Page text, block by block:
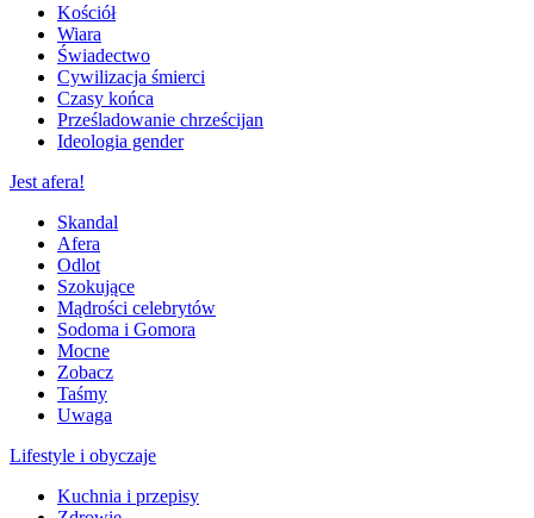
Kościół
Wiara
Świadectwo
Cywilizacja śmierci
Czasy końca
Prześladowanie chrześcijan
Ideologia gender
Jest afera!
Skandal
Afera
Odlot
Szokujące
Mądrości celebrytów
Sodoma i Gomora
Mocne
Zobacz
Taśmy
Uwaga
Lifestyle i obyczaje
Kuchnia i przepisy